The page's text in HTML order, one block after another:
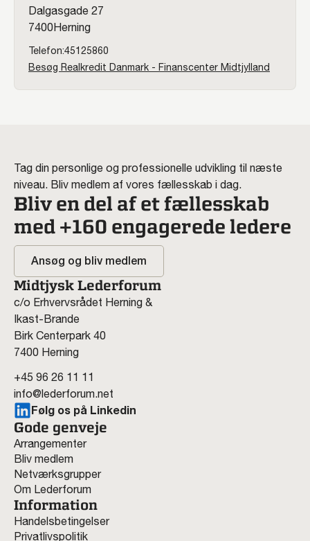
Dalgasgade 27
7400Herning
45125860
Besøg Realkredit Danmark - Finanscenter Midtjylland
Tag din personlige og professionelle udvikling til næste
niveau. Bliv medlem af vores fællesskab i dag.
Bliv en del af et fællesskab
med +160 engagerede ledere
Ansøg og bliv medlem
Midtjysk Lederforum
c/o Erhvervsrådet Herning &
Ikast-Brande
Birk Centerpark 40
7400 Herning
+45 96 26 11 11
info@lederforum.net
Følg os på Linkedin
Gode genveje
Arrangementer
Bliv medlem
Netværksgrupper
Om Lederforum
Information
Handelsbetingelser
Privatlivspolitik